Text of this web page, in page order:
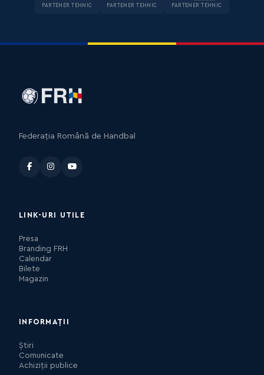
PARTENER TEHNIC PARTENER TEHNIC PARTENER TEHNIC
Federația Română de Handbal
LINK-URI UTILE
Presa
Branding FRH
Calendar
Bilete
Magazin
INFORMAȚII
Știri
Comunicate
Achiziții publice